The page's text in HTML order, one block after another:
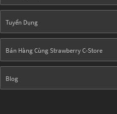
Tuyển Dụng
Bán Hàng Cùng Strawberry C-Store
Blog